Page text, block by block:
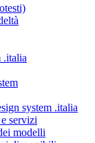
.italia
system .italia
servizi
modelli